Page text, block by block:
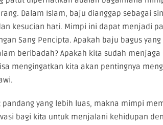
Dalam Islam, baju dianggap sebagai
kesucian hati. Mimpi ini dapat menjadi
Sang Pencipta. Apakah baju bagus
beribadah? Apakah kita sudah
mengingatkan kita akan pentingnya
pandang yang lebih luas, makna mimpi
bagi kita untuk menjalani kehidupan